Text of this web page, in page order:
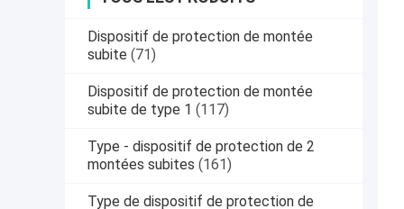
Dispositif de protection de montée
subite (71)
Dispositif de protection de montée
subite de type 1 (117)
Type - dispositif de protection de 2
montées subites (161)
Type de dispositif de protection de